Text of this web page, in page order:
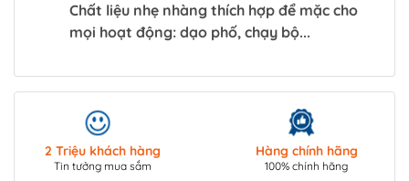
Chất liệu nhẹ nhàng thích hợp để mặc cho
mọi hoạt động: dạo phố, chạy bộ...
2 Triệu khách hàng
Tin tưởng mua sắm
Hàng chính hãng
100% chính hãng